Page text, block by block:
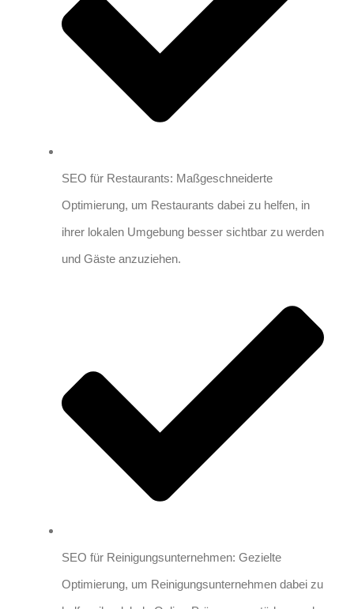
SEO für Restaurants: Maßgeschneiderte
Optimierung, um Restaurants dabei zu helfen, in
ihrer lokalen Umgebung besser sichtbar zu werden
und Gäste anzuziehen.
SEO für Reinigungsunternehmen: Gezielte
Optimierung, um Reinigungsunternehmen dabei zu